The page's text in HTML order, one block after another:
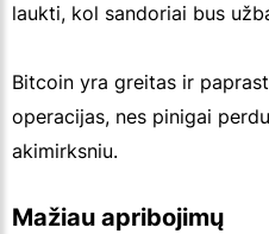
laukti, kol sandoriai bus
Bitcoin yra greitas ir
operacijas, nes pinigai
akimirksniu.
Mažiau apribojimų